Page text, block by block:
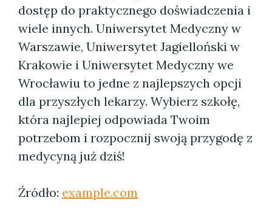
dostęp do praktycznego doświadczenia i
wiele innych. Uniwersytet Medyczny w
Warszawie, Uniwersytet Jagielloński w
Krakowie i Uniwersytet Medyczny we
Wrocławiu to jedne z najlepszych opcji
dla przyszłych lekarzy. Wybierz szkołę,
która najlepiej odpowiada Twoim
potrzebom i rozpocznij swoją przygodę z
medycyną już dziś!
Źródło: example.com